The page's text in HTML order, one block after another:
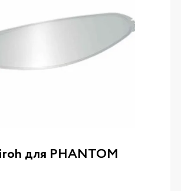
для PHANTOM